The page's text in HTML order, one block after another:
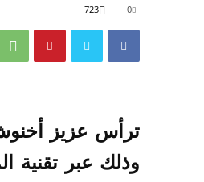
0
723
ترأس عزيز
وذلك عبر تقنية